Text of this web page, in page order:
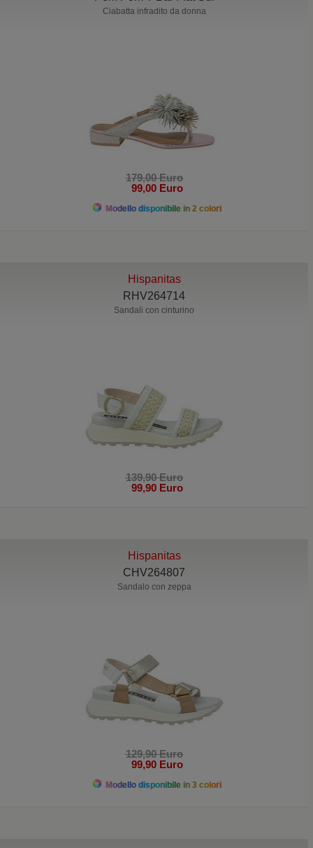
Ciabatta infradito da donna
179,00 Euro
99,00 Euro
Modello disponibile in 2 colori
Hispanitas
RHV264714
Sandali con cinturino
139,90 Euro
99,90 Euro
Hispanitas
CHV264807
Sandalo con zeppa
129,90 Euro
99,90 Euro
Modello disponibile in 3 colori